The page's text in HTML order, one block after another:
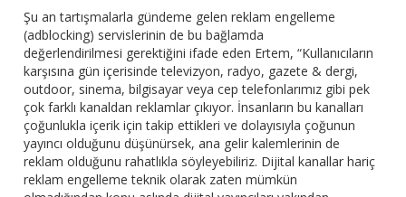
Şu an tartışmalarla gündeme gelen reklam engelleme
(adblocking) servislerinin de bu bağlamda
değerlendirilmesi gerektiğini ifade eden Ertem, “Kullanıcıların
karşısına gün içerisinde televizyon, radyo, gazete & dergi,
outdoor, sinema, bilgisayar veya cep telefonlarımız gibi pek
çok farklı kanaldan reklamlar çıkıyor. İnsanların bu kanalları
çoğunlukla içerik için takip ettikleri ve dolayısıyla çoğunun
yayıncı olduğunu düşünürsek, ana gelir kalemlerinin de
reklam olduğunu rahatlıkla söyleyebiliriz. Dijital kanallar hariç
reklam engelleme teknik olarak zaten mümkün